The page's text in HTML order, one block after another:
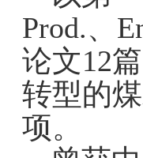
Prod.、
论文12
转型的
项。